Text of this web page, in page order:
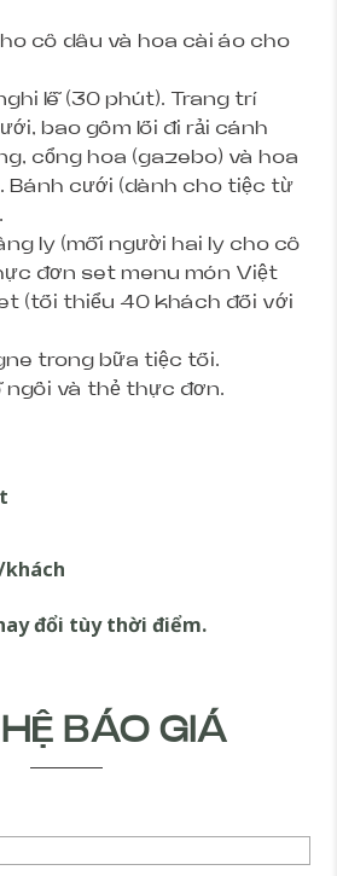
cô dâu và hoa cài áo cho
lễ (30 phút). Trang trí
bao gồm lối đi rải cánh
cổng hoa (gazebo) và hoa
Bánh cưới (dành cho tiệc từ
ly (mỗi người hai ly cho cô
đơn set menu món Việt
(tối thiểu 40 khách đối với
trong bữa tiệc tối.
ngồi và thẻ thực đơn.
khách
đổi tùy thời điểm.
BÁO GIÁ